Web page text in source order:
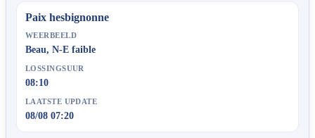
Paix hesbignonne
WEERBEELD
Beau, N-E faible
LOSSINGSUUR
08:10
LAATSTE UPDATE
08/08 07:20